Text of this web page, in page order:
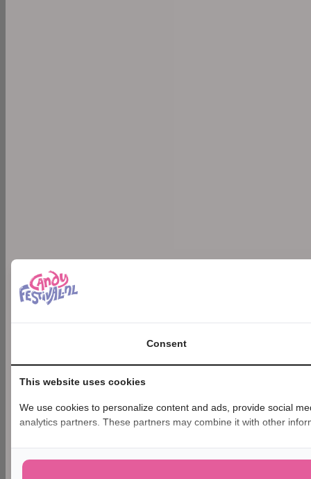
Consent
This website uses cookies
We use cookies to personalize content and ads, provide social
analytics partners. These partners may combine it with other